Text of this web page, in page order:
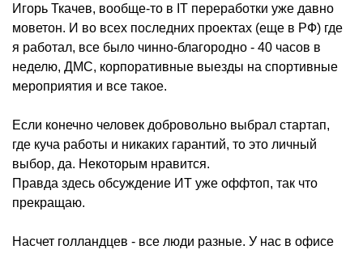
Игорь Ткачев, вообще-то в IT переработки уже давно
моветон. И во всех последних проектах (еще в РФ) где
я работал, все было чинно-благородно - 40 часов в
неделю, ДМС, корпоративные выезды на спортивные
мероприятия и все такое.
Если конечно человек добровольно выбрал стартап,
где куча работы и никаких гарантий, то это личный
выбор, да. Некоторым нравится.
Правда здесь обсуждение ИТ уже оффтоп, так что
прекращаю.
Насчет голландцев - все люди разные. У нас в офисе